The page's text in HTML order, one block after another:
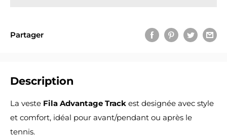
Partager
Description
La veste Fila Advantage Track est designée avec style
et comfort, idéal pour avant/pendant ou après le
tennis.